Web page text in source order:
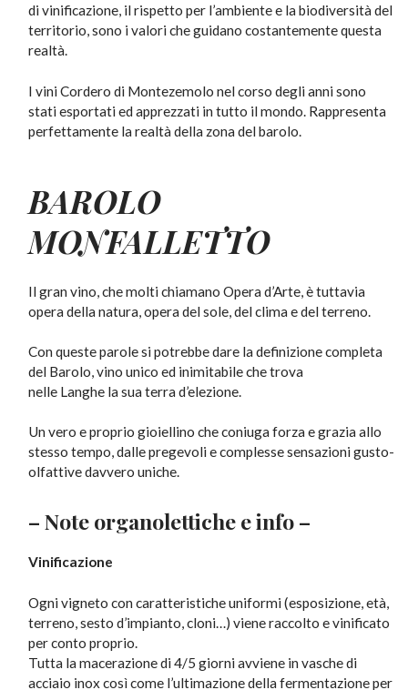
di vinificazione, il rispetto per l’ambiente e la biodiversità del
territorio, sono i valori che guidano costantemente questa
realtà.
I vini Cordero di Montezemolo nel corso degli anni sono
stati esportati ed apprezzati in tutto il mondo. Rappresenta
perfettamente la realtà della zona del barolo.
BAROLO
MONFALLETTO
Il gran vino, che molti chiamano Opera d’Arte, è tuttavia
opera della natura, opera del sole, del clima e del terreno.
Con queste parole si potrebbe dare la definizione completa
del Barolo, vino unico ed inimitabile che trova
nelle Langhe la sua terra d’elezione.
Un vero e proprio gioiellino che coniuga forza e grazia allo
stesso tempo, dalle pregevoli e complesse sensazioni gusto-
olfattive davvero uniche.
– Note organolettiche e info –
Vinificazione
Ogni vigneto con caratteristiche uniformi (esposizione, età,
terreno, sesto d’impianto, cloni…) viene raccolto e vinificato
per conto proprio.
Tutta la macerazione di 4/5 giorni avviene in vasche di
acciaio inox così come l’ultimazione della fermentazione per